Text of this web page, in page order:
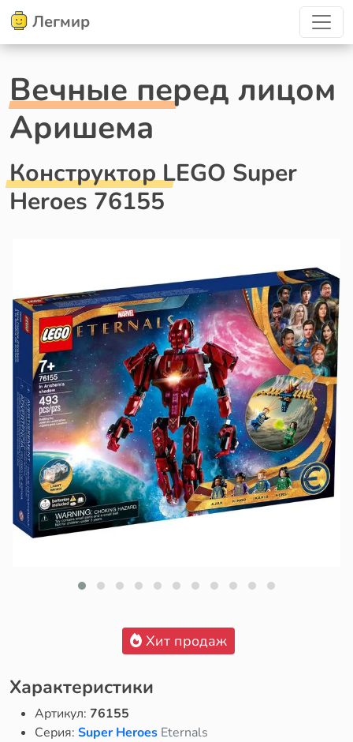
Легмир
Вечные перед лицом
Аришема
Конструктор LEGO Super
Heroes 76155
Хит продаж
Характеристики
Артикул: 76155
Серия: Super Heroes Eternals